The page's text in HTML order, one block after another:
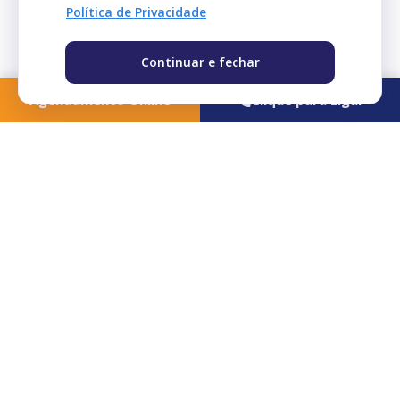
Política de Privacidade
Continuar e fechar
Agendamento Online Clique para Ligar